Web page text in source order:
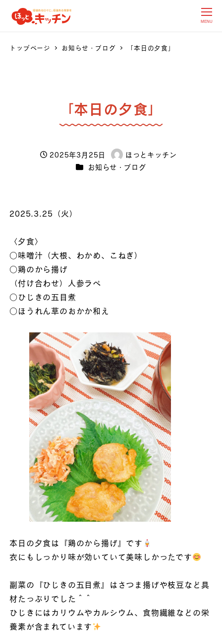
MENU
トップページ お知らせ・ブログ 「本日の夕食」
「本日の夕食」
投稿日
2025年3月25日
著
者
ほっとキッチン
カテゴリー
お知らせ・ブログ
2025.3.25（火）
〈夕食〉
○味噌汁（大根、わかめ、こねぎ）
○鶏のから揚げ
（付け合わせ）人参ラぺ
○ひじきの五目煮
○ほうれん草のおかか和え
本日の夕食は『鶏のから揚げ』です
衣にもしっかり味が効いていて美味しかったです
副菜の『ひじきの五目煮』はさつま揚げや枝豆など具
材たっぷりでした＾＾
ひじきにはカリウムやカルシウム、食物繊維などの栄
養素が含まれています